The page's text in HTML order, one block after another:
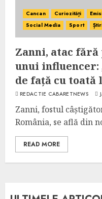
Cancan Curiozități
Social Media
Sport
Zanni, atac
unui
de față cu toată
REDACTIE CABARETNEWS
Zanni, fostul
România, se află din
READ MORE